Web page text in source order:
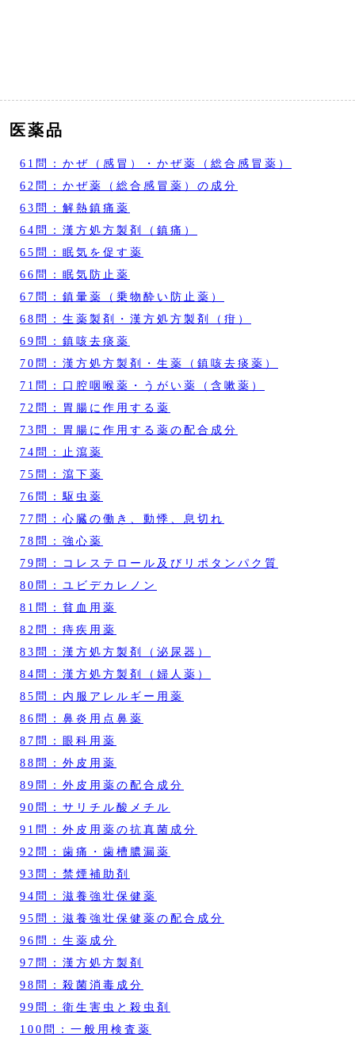
医薬品
61問：かぜ（感冒）・かぜ薬（総合感冒薬）
62問：かぜ薬（総合感冒薬）の成分
63問：解熱鎮痛薬
64問：漢方処方製剤（鎮痛）
65問：眠気を促す薬
66問：眠気防止薬
67問：鎮暈薬（乗物酔い防止薬）
68問：生薬製剤・漢方処方製剤（疳）
69問：鎮咳去痰薬
70問：漢方処方製剤・生薬（鎮咳去痰薬）
71問：口腔咽喉薬・うがい薬（含嗽薬）
72問：胃腸に作用する薬
73問：胃腸に作用する薬の配合成分
74問：止瀉薬
75問：瀉下薬
76問：駆虫薬
77問：心臓の働き、動悸、息切れ
78問：強心薬
79問：コレステロール及びリポタンパク質
80問：ユビデカレノン
81問：貧血用薬
82問：痔疾用薬
83問：漢方処方製剤（泌尿器）
84問：漢方処方製剤（婦人薬）
85問：内服アレルギー用薬
86問：鼻炎用点鼻薬
87問：眼科用薬
88問：外皮用薬
89問：外皮用薬の配合成分
90問：サリチル酸メチル
91問：外皮用薬の抗真菌成分
92問：歯痛・歯槽膿漏薬
93問：禁煙補助剤
94問：滋養強壮保健薬
95問：滋養強壮保健薬の配合成分
96問：生薬成分
97問：漢方処方製剤
98問：殺菌消毒成分
99問：衛生害虫と殺虫剤
100問：一般用検査薬